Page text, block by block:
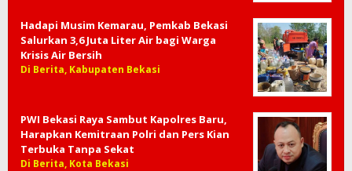
Hadapi Musim Kemarau, Pemkab Bekasi
Salurkan 3,6 Juta Liter Air bagi Warga
Krisis Air Bersih
Di Berita, Kabupaten Bekasi
PWI Bekasi Raya Sambut Kapolres Baru,
Harapkan Kemitraan Polri dan Pers Kian
Terbuka Tanpa Sekat
Di Berita, Kota Bekasi